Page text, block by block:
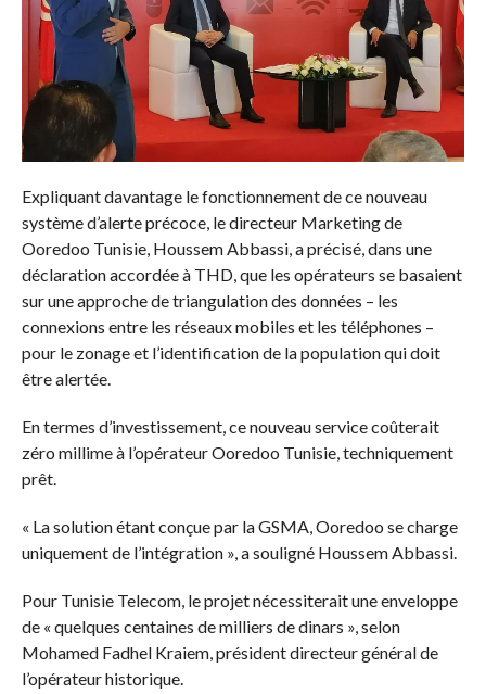
Expliquant davantage le fonctionnement de ce nouveau
système d’alerte précoce, le directeur Marketing de
Ooredoo Tunisie, Houssem Abbassi, a précisé, dans une
déclaration accordée à THD, que les opérateurs se basaient
sur une approche de triangulation des données – les
connexions entre les réseaux mobiles et les téléphones –
pour le zonage et l’identification de la population qui doit
être alertée.
En termes d’investissement, ce nouveau service coûterait
zéro millime à l’opérateur Ooredoo Tunisie, techniquement
prêt.
« La solution étant conçue par la GSMA, Ooredoo se charge
uniquement de l’intégration », a souligné Houssem Abbassi.
Pour Tunisie Telecom, le projet nécessiterait une enveloppe
de « quelques centaines de milliers de dinars », selon
Mohamed Fadhel Kraiem, président directeur général de
l’opérateur historique.